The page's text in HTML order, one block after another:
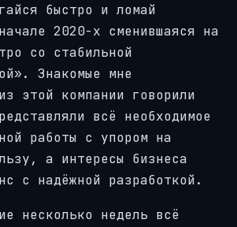
быстро и ломай
2020-х сменившаяся на
со стабильной
Знакомые мне
этой компании говорили
всё необходимое
работы с упором на
а интересы бизнеса
с надёжной разработкой.
несколько недель всё